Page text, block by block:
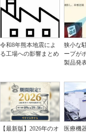
令和8年熊本地震によ
る工場への影響まとめ
狭小な
ープが
製品発
【最新版】2026年のオ
医療機